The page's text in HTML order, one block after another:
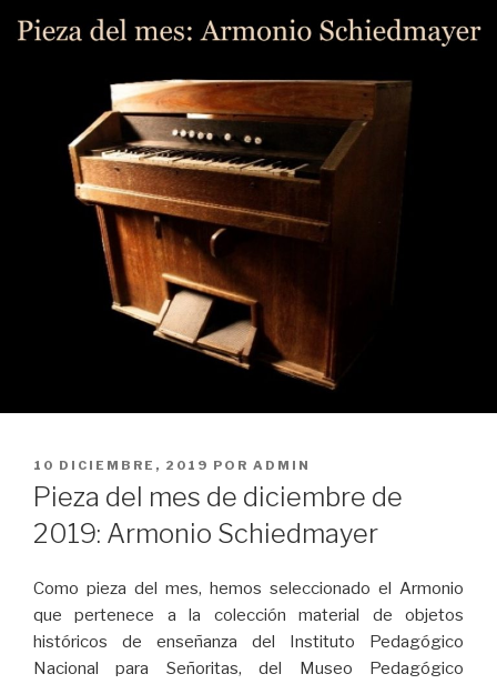
PUBLICADO
EL
10 DICIEMBRE, 2019 POR ADMIN
Pieza del mes de diciembre de
2019: Armonio Schiedmayer
Como pieza del mes, hemos seleccionado el Armonio
que pertenece a la colección material de objetos
históricos de enseñanza del Instituto Pedagógico
Nacional para Señoritas, del Museo Pedagógico